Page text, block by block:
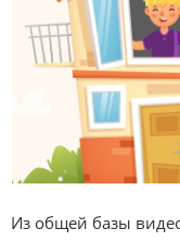
Из общей базы